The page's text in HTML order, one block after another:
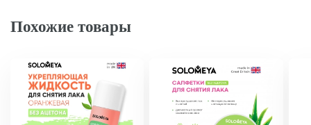
Похожие товары